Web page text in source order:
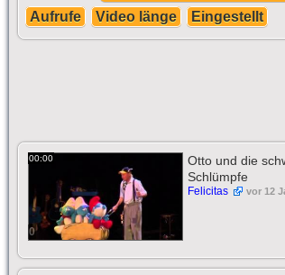
Aufrufe
Video länge Eingestellt
00:00
0
Otto und die
Schlümpfe
Felicitas vor 12